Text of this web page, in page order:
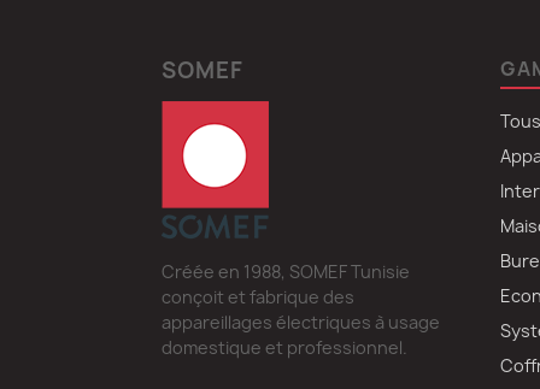
SOMEF
Créée en 1988, SOMEF Tunisie
conçoit et fabrique des
appareillages électriques à usage
domestique et professionnel.